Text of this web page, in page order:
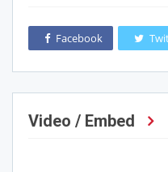
Facebook
Video / Embed